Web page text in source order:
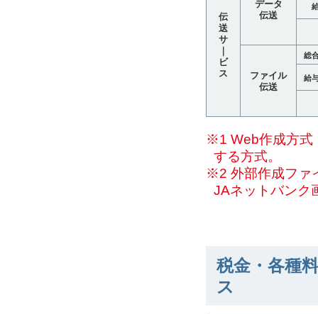
伝
送
サ
ビ
ス
データ
伝送
ファイル
伝送
総
給
※1 Web作成方式
する方式。
※2 外部作成ファ
JAネットバンク
税金・各種
ス